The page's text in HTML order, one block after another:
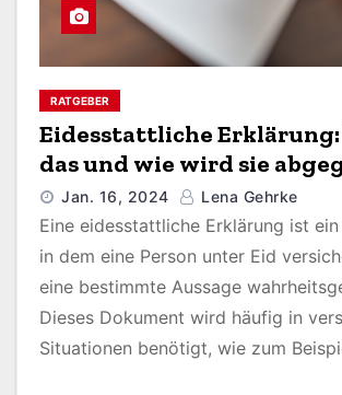
RATGEBER
Eidesstattliche Erklärung:
das und wie wird sie
Jan. 16, 2024 Lena Gehrke
Eine eidesstattliche Erklärung ist
in dem eine Person unter Eid
eine bestimmte Aussage
Dieses Dokument wird häufig in
Situationen benötigt, wie zum